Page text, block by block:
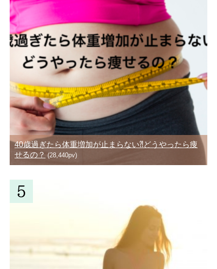
40歳過ぎたら体重増加が止まらない⁈どうやったら痩
せるの？ (28,440pv)